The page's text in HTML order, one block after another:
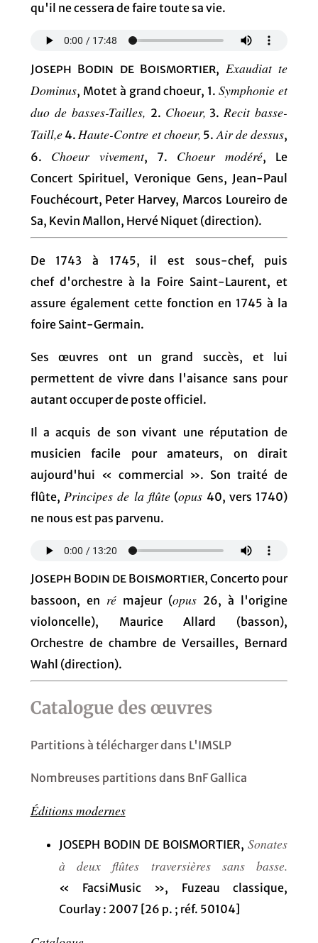
qu'il ne cessera de faire toute sa vie.
Joseph Bodin de Boismortier, Exaudiat te
Dominus, Motet à grand choeur, 1.Symphonie et
duo de basses-Tailles, 2. Choeur, 3.Recit basse-
Taill,e4.Haute-Contre et choeur, 5.Air de dessus,
6. Choeur vivement, 7. Choeur modéré, Le
Concert Spirituel, Veronique Gens, Jean-Paul
Fouchécourt, Peter Harvey, Marcos Loureiro de
Sa, Kevin Mallon, Hervé Niquet (direction).
De 1743 à 1745, il est sous-chef, puis
chef d'orchestre à la Foire Saint-Laurent, et
assure également cette fonction en 1745 à la
foire Saint-Germain.
Ses œuvres ont un grand succès, et lui
permettent de vivre dans l'aisance sans pour
autant occuper de poste officiel.
Il a acquis de son vivant une réputation de
musicien facile pour amateurs, on dirait
aujourd'hui « commercial ». Son traité de
flûte, Principes de la flûte (opus 40, vers 1740)
ne nous est pas parvenu.
Joseph Bodin de Boismortier, Concerto pour
bassoon, en rémajeur (opus 26, à l'origine
violoncelle), Maurice Allard (basson),
Orchestre de chambre de Versailles, Bernard
Wahl (direction).
Catalogue des œuvres
Partitions à télécharger dans L'IMSLP
Nombreuses partitions dans BnF Gallica
Éditions modernes
JOSEPH BODIN DE BOISMORTIER,Sonates
à deux flûtes traversières sans basse.
« FacsiMusic », Fuzeau classique,
Courlay : 2007 [26 p. ; réf. 50104]